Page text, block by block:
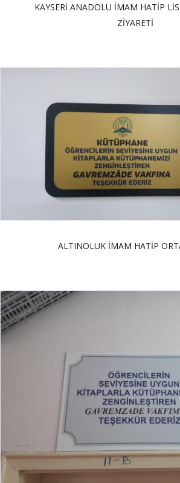
KAYSERİ ANADOLU İMAM HATİP
ZİYARETİ
ALTINOLUK İMAM HATİP